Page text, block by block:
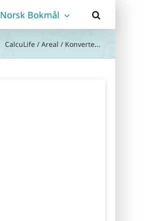
Norsk Bokmål
CalcuLife / Areal / Konverte...